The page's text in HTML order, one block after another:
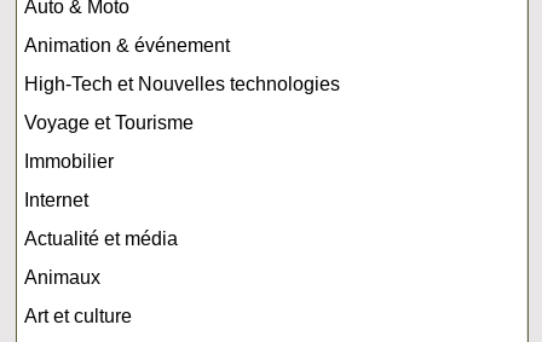
Auto & Moto
Animation & événement
High-Tech et Nouvelles technologies
Voyage et Tourisme
Immobilier
Internet
Actualité et média
Animaux
Art et culture